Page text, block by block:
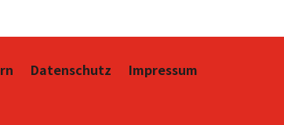
Datenschutz Impressum